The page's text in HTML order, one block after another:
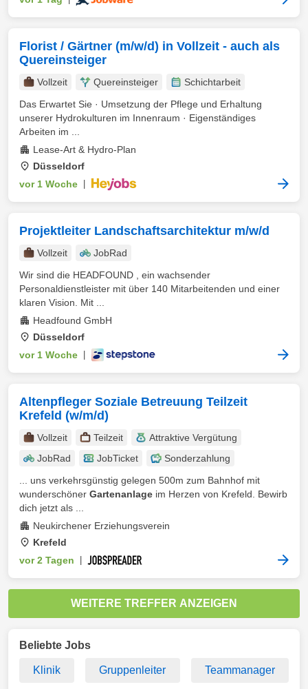
Florist / Gärtner (m/w/d) in Vollzeit - auch als
Quereinsteiger
Vollzeit Quereinsteiger
Schichtarbeit
Das Erwartet Sie · Umsetzung der Pflege und Erhaltung
unserer Hydrokulturen im Innenraum · Eigenständiges
Arbeiten im ...
Lease-Art & Hydro-Plan
Düsseldorf
vor 1 Woche
Projektleiter Landschaftsarchitektur m/w/d
Vollzeit
JobRad
Wir sind die HEADFOUND , ein wachsender
Personaldienstleister mit über 140 Mitarbeitenden und einer
klaren Vision. Mit ...
Headfound GmbH
Düsseldorf
vor 1 Woche
Altenpfleger Soziale Betreuung Teilzeit
Krefeld (w/m/d)
Vollzeit Teilzeit
Attraktive Vergütung
JobRad
JobTicket
Sonderzahlung
... uns verkehrsgünstig gelegen 500m zum Bahnhof mit
wunderschöner Gartenanlage im Herzen von Krefeld. Bewirb
dich jetzt als ...
Neukirchener Erziehungsverein
Krefeld
vor 2 Tagen
WEITERE TREFFER ANZEIGEN
Beliebte Jobs
Klinik Gruppenleiter Teammanager